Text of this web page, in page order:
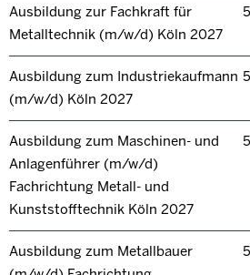
Ausbildung zur Fachkraft für
Metalltechnik (m/w/d) Köln 2027
Ausbildung zum Industriekaufmann
(m/w/d) Köln 2027
Ausbildung zum Maschinen- und
Anlagenführer (m/w/d)
Fachrichtung Metall- und
Kunststofftechnik Köln 2027
Ausbildung zum Metallbauer